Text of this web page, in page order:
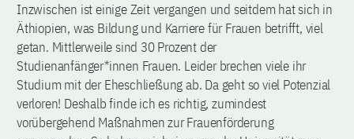
Inzwischen ist einige Zeit vergangen und seitdem hat sich in
Äthiopien, was Bildung und Karriere für Frauen betrifft, viel
getan. Mittlerweile sind 30 Prozent der
Studienanfänger*innen Frauen. Leider brechen viele ihr
Studium mit der Eheschließung ab. Da geht so viel Potenzial
verloren! Deshalb finde ich es richtig, zumindest
vorübergehend Maßnahmen zur Frauenförderung